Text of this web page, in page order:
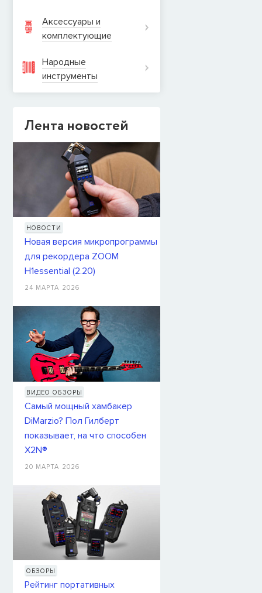
Аксессуары и
комплектующие
Народные
инструменты
Лента новостей
НОВОСТИ
Новая версия микропрограммы
для рекордера ZOOM
H1essential (2.20)
24 МАРТА 2026
ВИДЕО ОБЗОРЫ
Самый мощный хамбакер
DiMarzio? Пол Гилберт
показывает, на что способен
X2N®
20 МАРТА 2026
ОБЗОРЫ
Рейтинг портативных